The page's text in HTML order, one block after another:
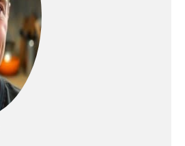
obtenir plusieurs petites
étagères. Facile à assembler
et construction sans
boulons: il est facile
d'installer les étagères de
rangement. Il vous suffit de
connecter les poutres à